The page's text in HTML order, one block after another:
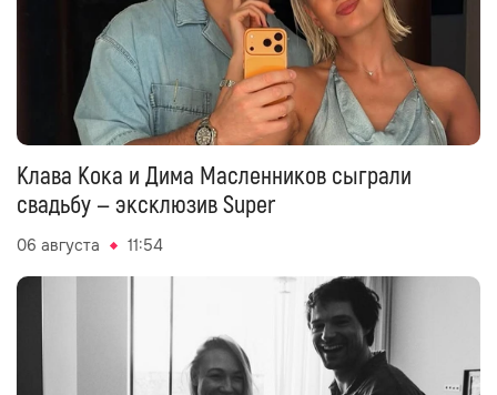
Клава Кока и Дима Масленников сыграли
свадьбу — эксклюзив Super
06 августа 11:54